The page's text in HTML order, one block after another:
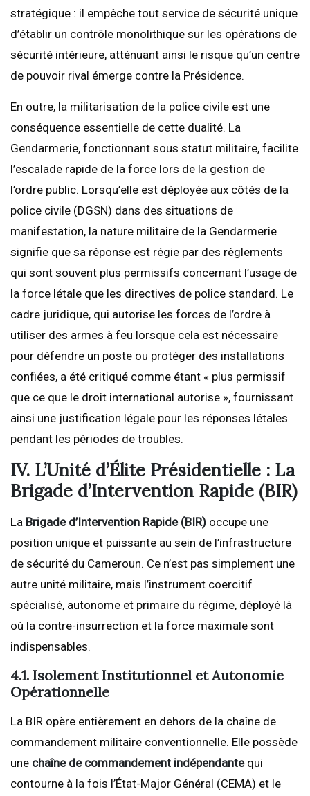
stratégique : il empêche tout service de sécurité unique
d’établir un contrôle monolithique sur les opérations de
sécurité intérieure, atténuant ainsi le risque qu’un centre
de pouvoir rival émerge contre la Présidence.
En outre, la militarisation de la police civile est une
conséquence essentielle de cette dualité. La
Gendarmerie, fonctionnant sous statut militaire, facilite
l’escalade rapide de la force lors de la gestion de
l’ordre public. Lorsqu’elle est déployée aux côtés de la
police civile (DGSN) dans des situations de
manifestation, la nature militaire de la Gendarmerie
signifie que sa réponse est régie par des règlements
qui sont souvent plus permissifs concernant l’usage de
la force létale que les directives de police standard. Le
cadre juridique, qui autorise les forces de l’ordre à
utiliser des armes à feu lorsque cela est nécessaire
pour défendre un poste ou protéger des installations
confiées, a été critiqué comme étant « plus permissif
que ce que le droit international autorise », fournissant
ainsi une justification légale pour les réponses létales
pendant les périodes de troubles.
IV. L’Unité d’Élite Présidentielle : La
Brigade d’Intervention Rapide (BIR)
La Brigade d’Intervention Rapide (BIR) occupe une
position unique et puissante au sein de l’infrastructure
de sécurité du Cameroun. Ce n’est pas simplement une
autre unité militaire, mais l’instrument coercitif
spécialisé, autonome et primaire du régime, déployé là
où la contre-insurrection et la force maximale sont
indispensables.
4.1. Isolement Institutionnel et Autonomie
Opérationnelle
La BIR opère entièrement en dehors de la chaîne de
commandement militaire conventionnelle. Elle possède
une chaîne de commandement indépendantequi
contourne à la fois l’État-Major Général (CEMA) et le